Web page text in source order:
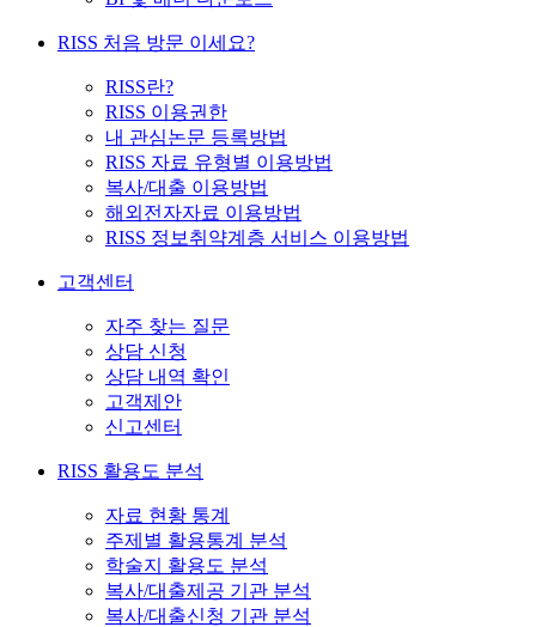
RISS 처음 방문 이세요?
RISS란?
RISS 이용권한
내 관심논문 등록방법
RISS 자료 유형별 이용방법
복사/대출 이용방법
해외전자자료 이용방법
RISS 정보취약계층 서비스 이용방법
고객센터
자주 찾는 질문
상담 신청
상담 내역 확인
고객제안
신고센터
RISS 활용도 분석
자료 현황 통계
주제별 활용통계 분석
학술지 활용도 분석
복사/대출제공 기관 분석
복사/대출신청 기관 분석